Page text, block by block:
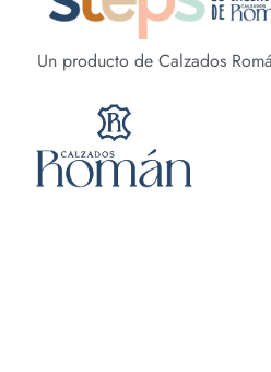
Un producto de Calzados